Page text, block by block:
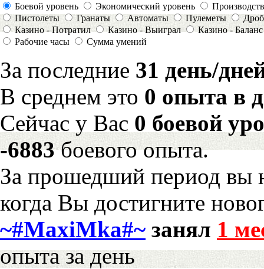
Боевой уровень
Экономический уровень
Пистолеты
Гранаты Автоматы Пулеметы
Казино - Потратил
Казино - Выиграл
Казино - Баланс
Рабочие часы
Сумма умений
За последние 31 день/
В среднем это 0 опыта в
Сейчас у Вас 0 боевой
-6883боевого опыта.
За прошедший период вы
когда Вы достигните
~#MaxiMka#~ занял 1
опыта за день